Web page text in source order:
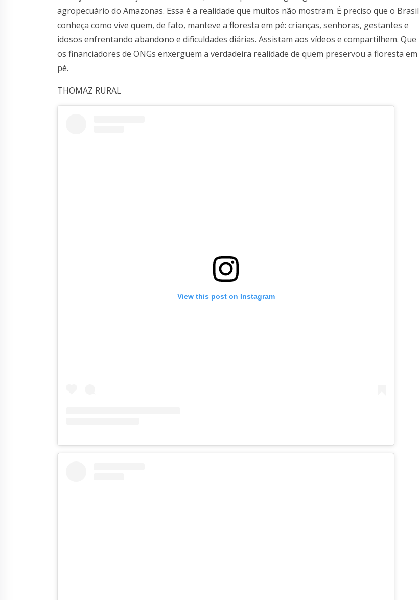
agropecuário do Amazonas. Essa é a realidade que muitos não mostram. É preciso que o Brasil
conheça como vive quem, de fato, manteve a floresta em pé: crianças, senhoras, gestantes e
idosos enfrentando abandono e dificuldades diárias. Assistam aos vídeos e compartilhem. Que
os financiadores de ONGs enxerguem a verdadeira realidade de quem preservou a floresta em
pé.
THOMAZ RURAL
View this post on Instagram